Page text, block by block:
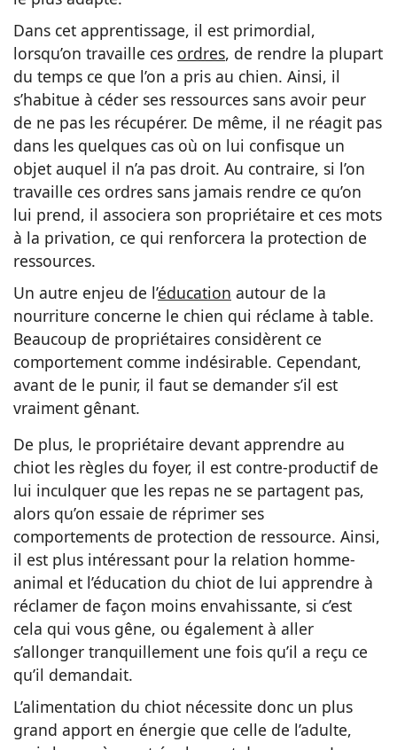
Dans cet apprentissage, il est primordial,
lorsqu’on travaille ces ordres, de rendre la plupart
du temps ce que l’on a pris au chien. Ainsi, il
s’habitue à céder ses ressources sans avoir peur
de ne pas les récupérer. De même, il ne réagit pas
dans les quelques cas où on lui confisque un
objet auquel il n’a pas droit. Au contraire, si l’on
travaille ces ordres sans jamais rendre ce qu’on
lui prend, il associera son propriétaire et ces mots
à la privation, ce qui renforcera la protection de
ressources.
Un autre enjeu de l’éducation autour de la
nourriture concerne le chien qui réclame à table.
Beaucoup de propriétaires considèrent ce
comportement comme indésirable. Cependant,
avant de le punir, il faut se demander s’il est
vraiment gênant.
De plus, le propriétaire devant apprendre au
chiot les règles du foyer, il est contre-productif de
lui inculquer que les repas ne se partagent pas,
alors qu’on essaie de réprimer ses
comportements de protection de ressource. Ainsi,
il est plus intéressant pour la relation homme-
animal et l’éducation du chiot de lui apprendre à
réclamer de façon moins envahissante, si c’est
cela qui vous gêne, ou également à aller
s’allonger tranquillement une fois qu’il a reçu ce
qu’il demandait.
L’alimentation du chiot nécessite donc un plus
grand apport en énergie que celle de l’adulte,